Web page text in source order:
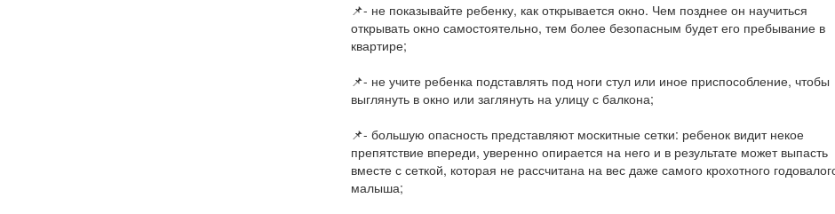
📌- не показывайте ребенку, как открывается окно. Чем позднее он научиться
открывать окно самостоятельно, тем более безопасным будет его пребывание в
квартире;
📌- не учите ребенка подставлять под ноги стул или иное приспособление, чтобы
выглянуть в окно или заглянуть на улицу с балкона;
📌- большую опасность представляют москитные сетки: ребенок видит некое
препятствие впереди, уверенно опирается на него и в результате может выпасть
вместе с сеткой, которая не рассчитана на вес даже самого крохотного
малыша;